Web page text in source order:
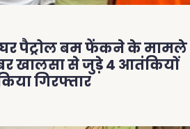
पैट्रोल बम फेंकने के मामले
खालसा से जुड़े 4 आतंकियों
गिरफ्तार